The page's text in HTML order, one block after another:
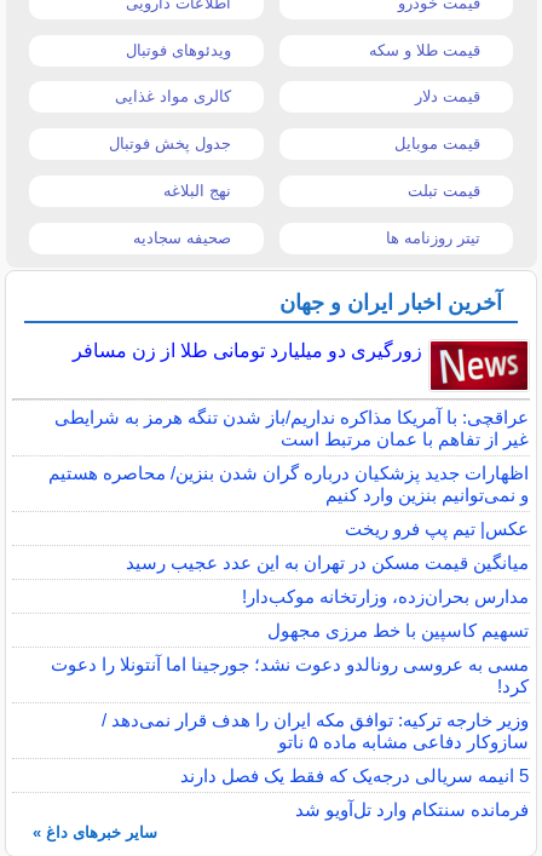
قیمت طلا و سکه ویدئوهای فوتبال
قیمت دلار کالری مواد غذایی
قیمت موبایل جدول پخش فوتبال
قیمت تبلت نهج البلاغه
تیتر روزنامه ها صحیفه سجادیه
آخرین اخبار ایران و جهان
زورگیری دو میلیارد تومانی طلا از زن مسافر
عراقچی: با آمریکا مذاکره نداریم/باز شدن تنگه هرمز به شرایطی
غیر از تفاهم با عمان مرتبط است
اظهارات جدید پزشکیان درباره گران شدن بنزین/ محاصره هستیم
و نمی‌توانیم بنزین وارد کنیم
عکس| تیم پپ فرو ریخت
میانگین قیمت مسکن در تهران به این عدد عجیب رسید
مدارس بحران‌زده، وزارتخانه موکب‌دار!
تسهیم کاسپین با خط مرزی مجهول
مسی به عروسی رونالدو دعوت نشد؛ جورجینا اما آنتونلا را دعوت
کرد!
وزیر خارجه ترکیه: توافق مکه ایران را هدف قرار نمی‌دهد /
سازوکار دفاعی مشابه ماده ۵ ناتو
5 انیمه سریالی درجه‌یک که فقط یک فصل دارند
فرمانده سنتکام وارد تل‌آویو شد
سایر خبرهای داغ »